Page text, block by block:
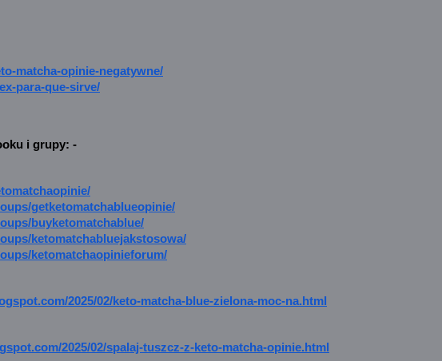
matcha-opinie-negatywne/
para-que-sirve/
i grupy: -
getketomatchablueopinie/
buyketomatchablue/
ketomatchabluejakstosowa/
ketomatchaopinieforum/
2025/02/keto-matcha-blue-zielona-moc-na.html
2025/02/spalaj-tuszcz-z-keto-matcha-opinie.html